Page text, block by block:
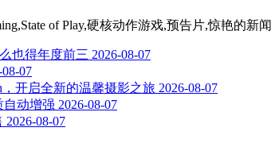
of Play,硬核动作游戏,预告片,惊艳的新闻
也得年度前三 2026-08-07
08-07
，开启全新的温馨摄影之旅 2026-08-07
自动增强 2026-08-07
2026-08-07